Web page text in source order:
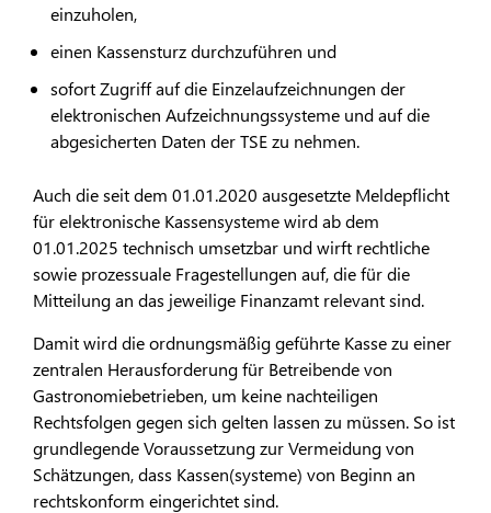
einzuholen,
einen Kassensturz durchzuführen und
sofort Zugriff auf die Einzelaufzeichnungen der
elektronischen Aufzeichnungssysteme und auf die
abgesicherten Daten der TSE zu nehmen.
Auch die seit dem 01.01.2020 ausgesetzte Meldepflicht
für elektronische Kassensysteme wird ab dem
01.01.2025 technisch umsetzbar und wirft rechtliche
sowie prozessuale Fragestellungen auf, die für die
Mitteilung an das jeweilige Finanzamt relevant sind.
Damit wird die ordnungsmäßig geführte Kasse zu einer
zentralen Herausforderung für Betreibende von
Gastronomiebetrieben, um keine nachteiligen
Rechtsfolgen gegen sich gelten lassen zu müssen. So ist
grundlegende Voraussetzung zur Vermeidung von
Schätzungen, dass Kassen(systeme) von Beginn an
rechtskonform eingerichtet sind.